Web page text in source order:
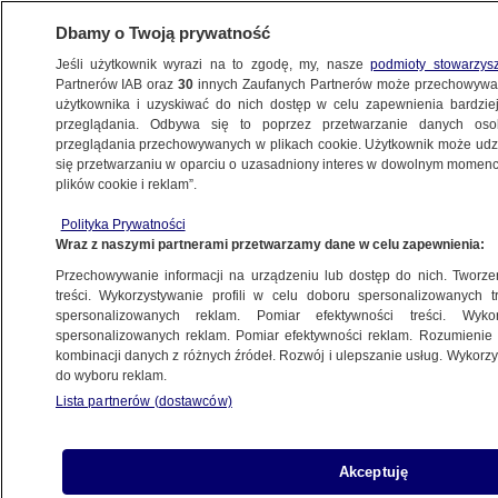
ŚWIAT
Nazwiska, daty, prerogatywy
13.07.2021, 07:10
Udostępnij
Dbamy o Twoją prywatność
Jeśli użytkownik wyrazi na to zgodę, my, naszepodmioty
Partnerów IAB oraz30 innych Zaufanych Partnerów może
użytkownika i uzyskiwać do nich dostęp w celu zapewnienia
przeglądania. Odbywa się to poprzez przetwarzanie danych
przeglądania przechowywanych w plikach cookie. Użytkownik może
się przetwarzaniu w oparciu o uzasadniony interes w dowolnym
plików cookie i reklam”.
Polityka Prywatności
Wraz z naszymi partnerami przetwarzamy dane w celu zapewnienia:
Przechowywanie informacji na urządzeniu lub dostęp do nich.
treści. Wykorzystywanie profili w celu doboru spersonalizowanych
spersonalizowanych reklam. Pomiar efektywności treści.
spersonalizowanych reklam. Pomiar efektywności reklam.
kombinacji danych z różnych źródeł. Rozwój i ulepszanie usług.
do wyboru reklam.
Lista partnerów (dostawców)
Akceptuję